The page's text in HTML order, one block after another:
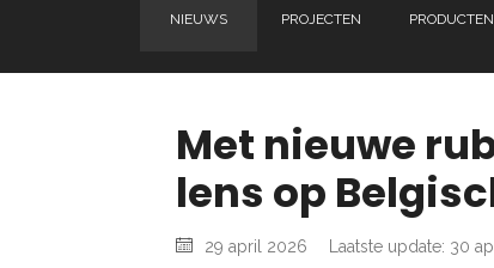
NIEUWS PROJECTEN PRODUCTEN
Met nieuwe
lens op
29 april 2026 Laatste update: 30